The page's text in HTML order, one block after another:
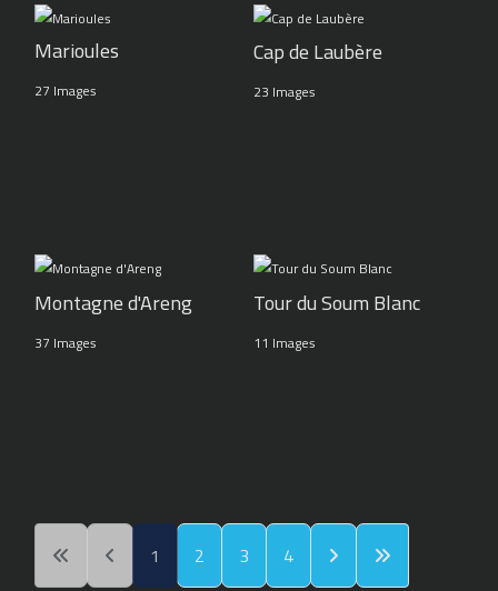
Marioules
27 Images
Cap de Laubère
23 Images
Montagne d'Areng
37 Images
Tour du Soum Blanc
11 Images
1 2 3 4